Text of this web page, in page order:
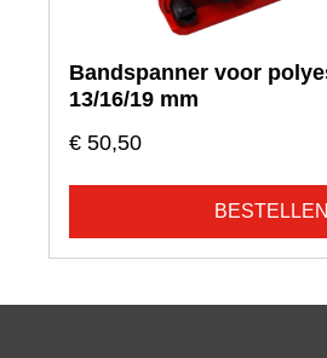
Bandspanner voor
13/16/19 mm
€ 50,50
BESTELLEN